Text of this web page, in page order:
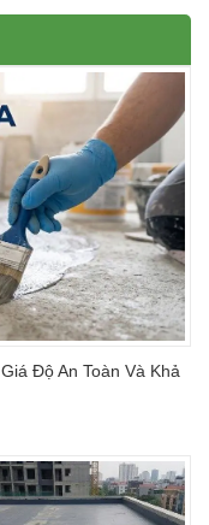
Độ An Toàn Và Khả